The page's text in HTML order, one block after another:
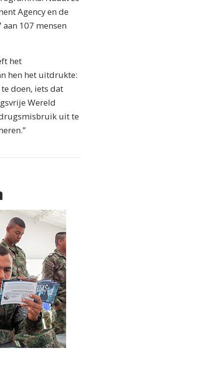
Agency en de
107 mensen
het
hen het uitdrukte:
doen, iets dat
Wereld
uit te